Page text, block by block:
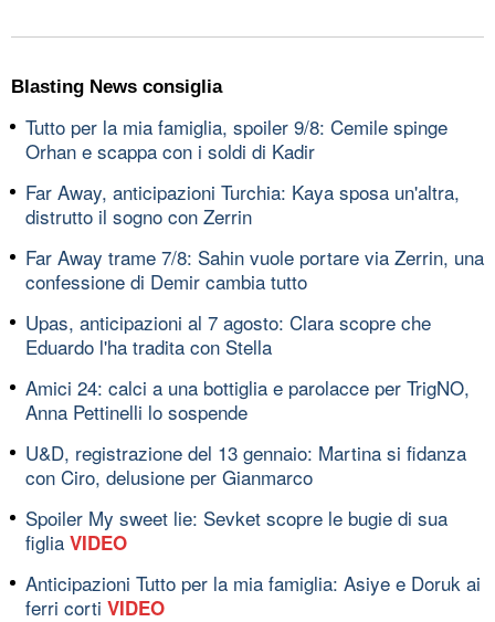
Blasting News consiglia
Tutto per la mia famiglia, spoiler 9/8: Cemile spinge
Orhan e scappa con i soldi di Kadir
Far Away, anticipazioni Turchia: Kaya sposa un'altra,
distrutto il sogno con Zerrin
Far Away trame 7/8: Sahin vuole portare via Zerrin, una
confessione di Demir cambia tutto
Upas, anticipazioni al 7 agosto: Clara scopre che
Eduardo l'ha tradita con Stella
Amici 24: calci a una bottiglia e parolacce per TrigNO,
Anna Pettinelli lo sospende
U&D, registrazione del 13 gennaio: Martina si fidanza
con Ciro, delusione per Gianmarco
Spoiler My sweet lie: Sevket scopre le bugie di sua
figlia VIDEO
Anticipazioni Tutto per la mia famiglia: Asiye e Doruk ai
ferri corti VIDEO